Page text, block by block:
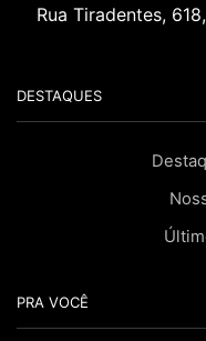
Rua Tiradentes,
DESTAQUES
PRA VOCÊ